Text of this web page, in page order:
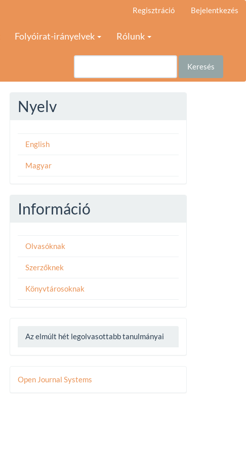
Regisztráció Bejelentkezés
Folyóirat-irányelvek Rólunk
Keresés
Nyelv
English
Magyar
Információ
Olvasóknak
Szerzőknek
Könyvtárosoknak
Az elmúlt hét legolvasottabb tanulmányai
Developed
Open Journal Systems